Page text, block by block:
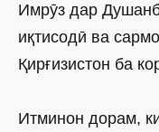
Имрӯз дар
иқтисодӣ ва
Қирғизистон ба
Итминон дорам,